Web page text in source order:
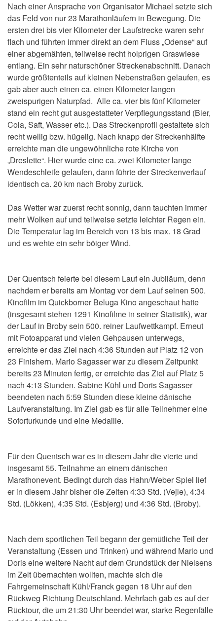
Nach einer Ansprache von Organisator Michael setzte sich
das Feld von nur 23 Marathonläufern in Bewegung. Die
ersten drei bis vier Kilometer der Laufstrecke waren sehr
flach und führten immer direkt an dem Fluss „Odense“ auf
einer abgemähten, teilweise recht holprigen Graswiese
entlang. Ein sehr naturschöner Streckenabschnitt. Danach
wurde größtenteils auf kleinen Nebenstraßen gelaufen, es
gab aber auch einen ca. einen Kilometer langen
zweispurigen Naturpfad. Alle ca. vier bis fünf Kilometer
stand ein recht gut ausgestatteter Verpflegungsstand (Bier,
Cola, Saft, Wasser etc.). Das Streckenprofil gestaltete sich
recht wellig bzw. hügelig. Nach knapp der Streckenhälfte
erreichte man die ungewöhnliche rote Kirche von
„Dreslette“. Hier wurde eine ca. zwei Kilometer lange
Wendeschleife gelaufen, dann führte der Streckenverlauf
identisch ca. 20 km nach Broby zurück.
Das Wetter war zuerst recht sonnig, dann tauchten immer
mehr Wolken auf und teilweise setzte leichter Regen ein.
Die Temperatur lag im Bereich von 13 bis max. 18 Grad
und es wehte ein sehr böiger Wind.
Der Quentsch feierte bei diesem Lauf ein Jubiläum, denn
nachdem er bereits am Montag vor dem Lauf seinen 500.
Kinofilm im Quickborner Beluga Kino angeschaut hatte
(insgesamt stehen 1291 Kinofilme in seiner Statistik), war
der Lauf in Broby sein 500. reiner Laufwettkampf. Erneut
mit Fotoapparat und vielen Gehpausen unterwegs,
erreichte er das Ziel nach 4:36 Stunden auf Platz 12 von
23 Finishern. Mario Sagasser war zu diesem Zeitpunkt
bereits 23 Minuten fertig, er erreichte das Ziel auf Platz 5
nach 4:13 Stunden. Sabine Kühl und Doris Sagasser
beendeten nach 5:59 Stunden diese kleine dänische
Laufveranstaltung. Im Ziel gab es für alle Teilnehmer eine
Soforturkunde und eine Medaille.
Für den Quentsch war es in diesem Jahr die vierte und
insgesamt 55. Teilnahme an einem dänischen
Marathonevent. Bedingt durch das Hahn/Weber Spiel lief
er in diesem Jahr bisher die Zeiten 4:33 Std. (Vejle), 4:34
Std. (Lökken), 4:35 Std. (Esbjerg) und 4:36 Std. (Broby).
Nach dem sportlichen Teil begann der gemütliche Teil der
Veranstaltung (Essen und Trinken) und während Mario und
Doris eine weitere Nacht auf dem Grundstück der Nielsens
im Zelt übernachten wollten, machte sich die
Fahrgemeinschaft Kühl/Franck gegen 18 Uhr auf den
Rückweg Richtung Deutschland. Mehrfach gab es auf der
Rücktour, die um 21:30 Uhr beendet war, starke Regenfälle